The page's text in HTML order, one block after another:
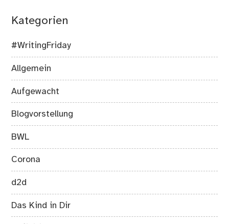
Kategorien
#WritingFriday
Allgemein
Aufgewacht
Blogvorstellung
BWL
Corona
d2d
Das Kind in Dir